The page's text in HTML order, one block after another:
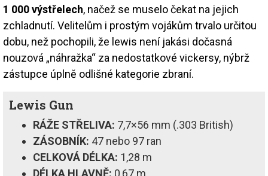
1 000 výstřelech, načež se muselo čekat na jejich
zchladnutí. Velitelům i prostým vojákům trvalo určitou
dobu, než pochopili, že lewis není jakási dočasná
nouzová „náhražka“ za nedostatkové vickersy, nýbrž
zástupce úplně odlišné kategorie zbraní.
Lewis Gun
RÁŽE STŘELIVA: 7,7×56 mm (.303 British)
ZÁSOBNÍK: 47 nebo 97 ran
CELKOVÁ DÉLKA: 1,28 m
DÉLKA HLAVNĚ: 0,67 m